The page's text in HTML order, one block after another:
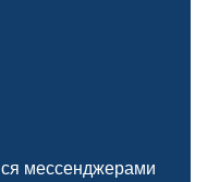
мессенджерами